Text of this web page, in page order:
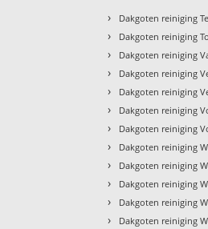
› Dakgoten reiniging
› Dakgoten reiniging
› Dakgoten reiniging
› Dakgoten reiniging
› Dakgoten reiniging
› Dakgoten reiniging
› Dakgoten reiniging
› Dakgoten reiniging
› Dakgoten reiniging
› Dakgoten reiniging
› Dakgoten reiniging
› Dakgoten reiniging